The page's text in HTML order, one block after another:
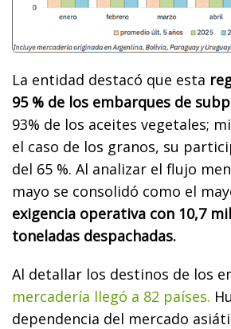
La entidad destacó que esta
95 % de los embarques de
93% de los aceites vegetales;
el caso de los granos, su
del 65 %. Al analizar el flujo
mayo se consolidó como el
exigencia operativa con 10,7
toneladas despachadas.
Al detallar los destinos de los
mercadería llegó a 82 países.
dependencia del mercado